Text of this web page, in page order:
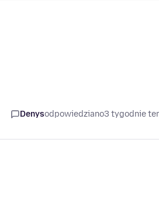
Denysodpowiedziano3 tygodnie